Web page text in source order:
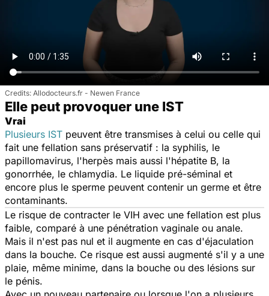
Allodocteurs.fr - Newen France
Elle peut provoquer une IST
Vrai
Plusieurs IST peuvent être transmises à celui ou celle qui
fait une fellation sans préservatif : la syphilis, le
papillomavirus, l'herpès mais aussi l'hépatite B, la
gonorrhée, le chlamydia. Le liquide pré-séminal et
encore plus le sperme peuvent contenir un germe et être
contaminants.
Le risque de contracter le VIH avec une fellation est plus
faible, comparé à une pénétration vaginale ou anale.
Mais il n'est pas nul et il augmente en cas d'éjaculation
dans la bouche. Ce risque est aussi augmenté s'il y a une
plaie, même minime, dans la bouche ou des lésions sur
le pénis.